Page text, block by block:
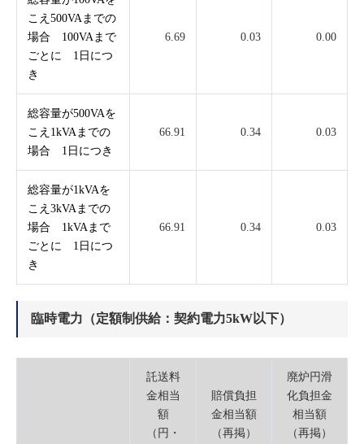
こえ500VAまでの
場合 100VAまで
ごとに 1日につ
き
6.69 0.03 0.00
総容量が500VAを
こえ1kVAまでの
場合 1日につき
66.91 0.34 0.03
総容量が1kVAを
こえ3kVAまでの
場合 1kVAまで
ごとに 1日につ
き
66.91 0.34 0.03
臨時電力（定額制供給：契約電力5kW以下）
託送料
金相当
額
（円・
賠償負担
金相当額
（再掲）
廃炉円滑
化負担金
相当額
（再掲）